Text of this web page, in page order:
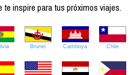
te inspire para tus próximos viajes.
Brunei Camboya Chile